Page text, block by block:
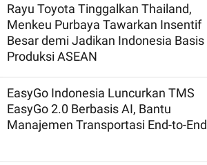
Rayu Toyota Tinggalkan Thailand,
Menkeu Purbaya Tawarkan Insentif
Besar demi Jadikan Indonesia Basis
Produksi ASEAN
EasyGo Indonesia Luncurkan TMS
EasyGo 2.0 Berbasis AI, Bantu
Manajemen Transportasi End-to-End